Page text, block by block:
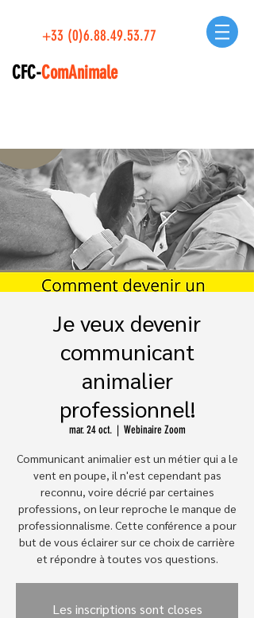
+33 (0)6.88.49.53.77
CFC-ComAnimale
Je veux devenir
communicant
animalier
professionnel!
mar. 24 oct.
  |
Webinaire Zoom
Communicant animalier est un métier qui a le
vent en poupe, il n'est cependant pas
reconnu, voire décrié par certaines
professions, on leur reproche le manque de
professionnalisme. Cette conférence a pour
but de vous éclairer sur ce choix de carrière
et répondre à toutes vos questions.
Les inscriptions sont closes